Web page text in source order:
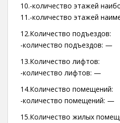
10.-количество этажей
11.-количество этажей
12.Количество подъездов:
-количество подъездов: —
13.Количество лифтов:
-количество лифтов: —
14.Количество помещений:
-количество помещений: —
15.Количество жилых